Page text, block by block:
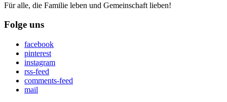
Für alle, die Familie leben und Gemeinschaft lieben!
Folge uns
facebook
pinterest
instagram
rss-feed
comments-feed
mail